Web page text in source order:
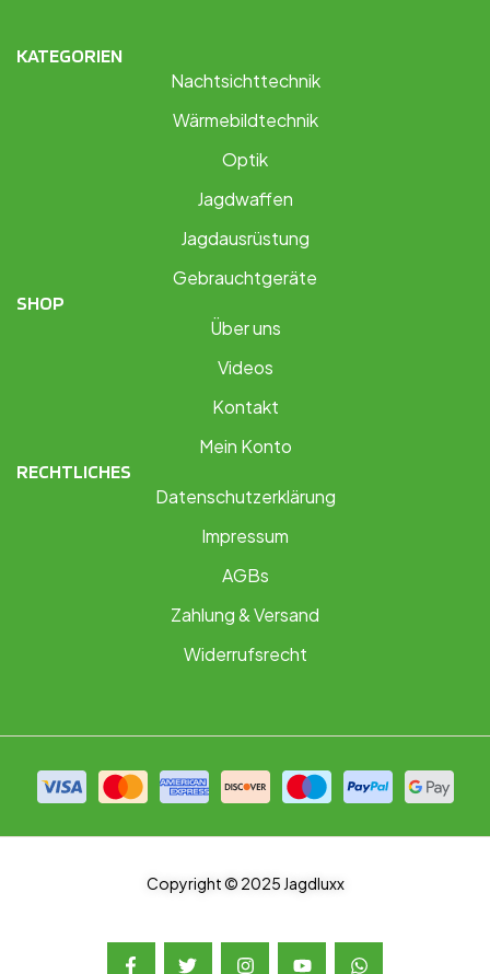
KATEGORIEN
Nachtsichttechnik
Wärmebildtechnik
Optik
Jagdwaffen
Jagdausrüstung
Gebrauchtgeräte
SHOP
Über uns
Videos
Kontakt
Mein Konto
RECHTLICHES
Datenschutzerklärung
Impressum
AGBs
Zahlung & Versand
Widerrufsrecht
Copyright © 2025 Jagdluxx